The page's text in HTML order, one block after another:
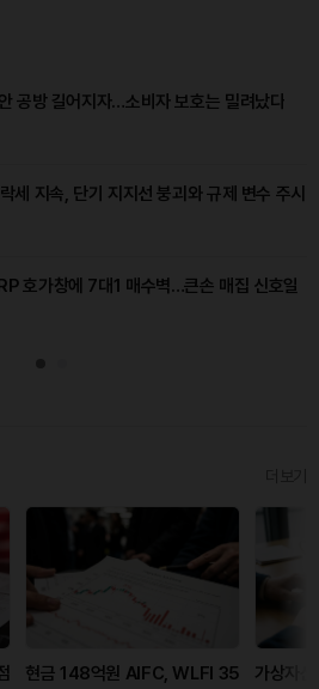
공방 길어지자…소비자 보호는 밀려났다
세 지속, 단기 지지선 붕괴와 규제 변수 주시
호가창에 7대1 매수벽…큰손 매집 신호일
현금 148억원 AIFC, WLFI 35
가상자